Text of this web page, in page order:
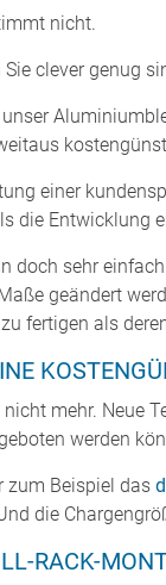
nicht.
clever genug
einer
die Entwicklung
doch sehr
geändert
fertigen als
mehr. Neue
werden
zum Beispiel das
die
RACK-